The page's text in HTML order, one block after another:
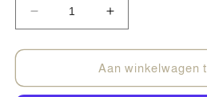
Aantal
verlagen
voor
Citronella
Aantal
verhogen
voor
doTERRA
Citronella
Aan winkelwagen